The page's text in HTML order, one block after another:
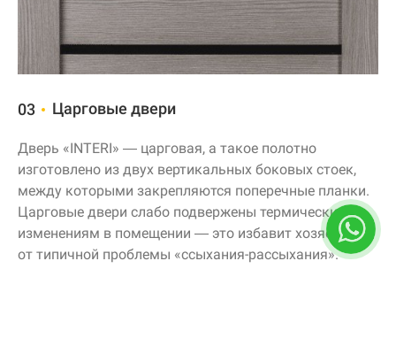
03 Царговые двери
Дверь «INTERI» — царговая, а такое полотно
изготовлено из двух вертикальных боковых стоек,
между которыми закрепляются поперечные планки.
Царговые двери слабо подвержены термическим
изменениям в помещении — это избавит хозяев
от типичной проблемы «ссыхания-рассыхания».